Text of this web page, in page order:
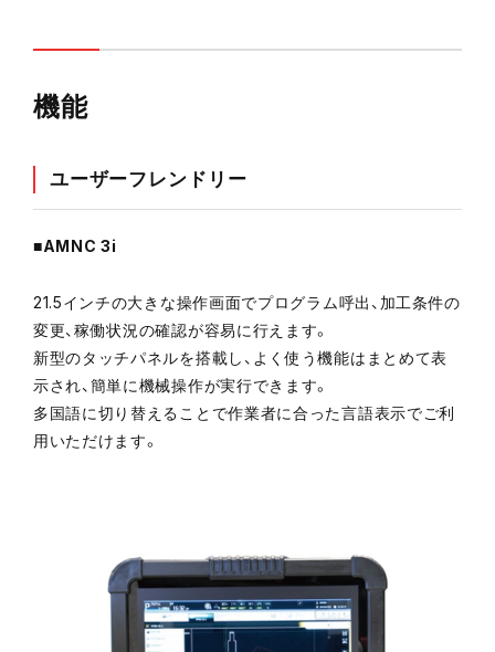
機能
ユーザーフレンドリー
■AMNC 3i
21.5インチの大きな操作画面でプログラム呼出、加工条件の
変更、稼働状況の確認が容易に行えます。
新型のタッチパネルを搭載し、よく使う機能はまとめて表
示され、簡単に機械操作が実行できます。
多国語に切り替えることで作業者に合った言語表示でご利
用いただけます。